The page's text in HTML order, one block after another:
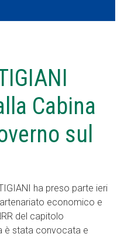
Cabina
sul
ha preso parte ieri
economico e
del capitolo
è stata convocata e